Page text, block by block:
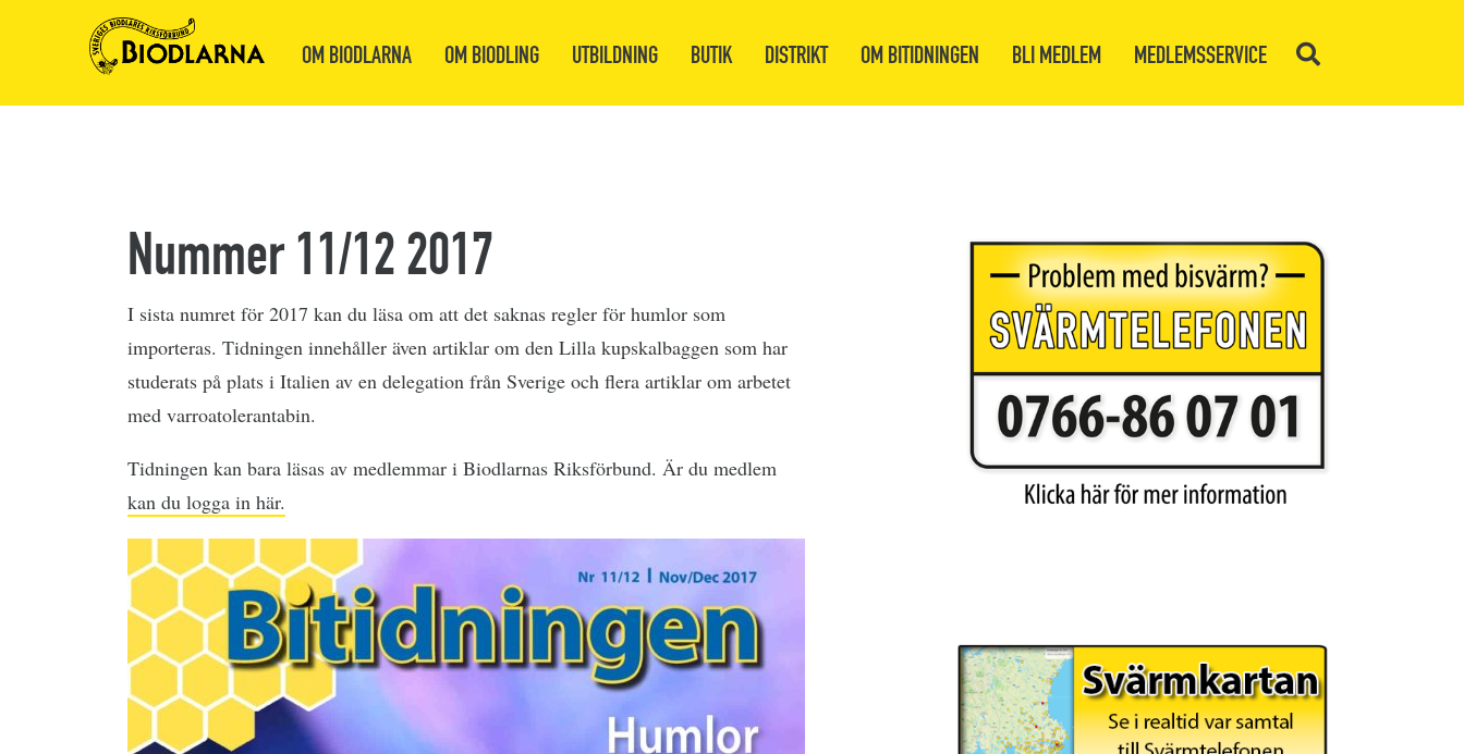
OM BIODLARNA OM BIODLING UTBILDNING BUTIK DISTRIKT OM BITIDNINGEN BLI MEDLEM MEDLEMSSERVICE
Nummer 11/12 2017
I sista numret för 2017 kan du läsa om att det saknas regler för humlor som
importeras. Tidningen innehåller även artiklar om den Lilla kupskalbaggen som har
studerats på plats i Italien av en delegation från Sverige och flera artiklar om arbetet
med varroatolerantabin.
Tidningen kan bara läsas av medlemmar i Biodlarnas Riksförbund. Är du medlem
kan du logga in här.